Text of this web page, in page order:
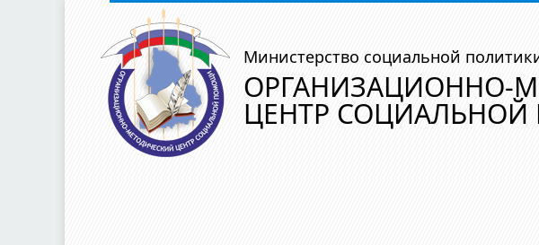
Министерство социальной
ОРГАНИЗАЦИОННО-
ЦЕНТР